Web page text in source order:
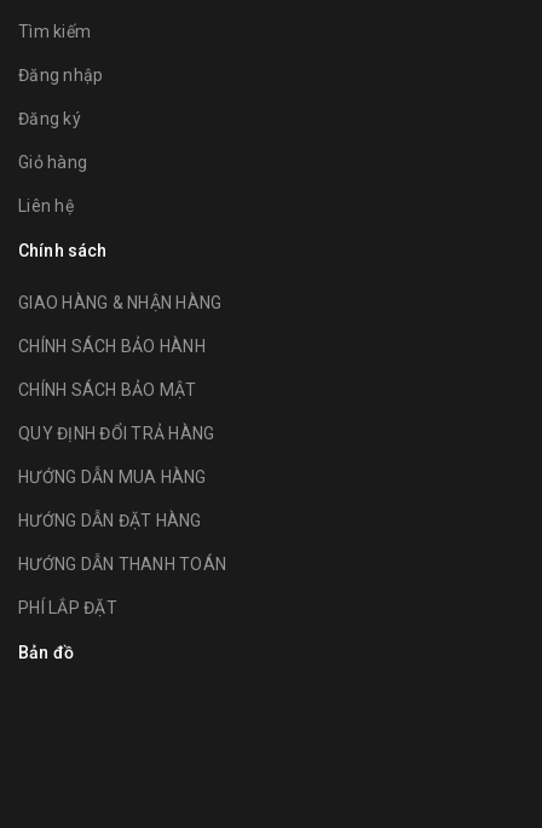
Tìm kiếm
Đăng nhập
Đăng ký
Giỏ hàng
Liên hệ
Chính sách
GIAO HÀNG & NHẬN HÀNG
CHÍNH SÁCH BẢO HÀNH
CHÍNH SÁCH BẢO MẬT
QUY ĐỊNH ĐỔI TRẢ HÀNG
HƯỚNG DẪN MUA HÀNG
HƯỚNG DẪN ĐẶT HÀNG
HƯỚNG DẪN THANH TOÁN
PHÍ LẮP ĐẶT
Bản đồ